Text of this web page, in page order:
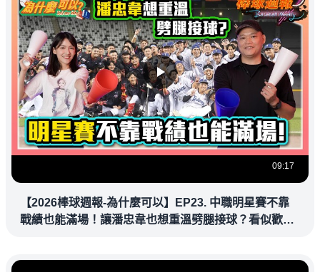
09:17
【2026棒球週報-為什麼可以】EP23. 中職明星賽不靠
戰績也能滿場！讓潘忠韋也想重溫劈腿接球？看似歡樂